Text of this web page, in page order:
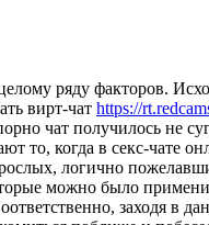
ряду факторов.
вирт-чат https://
чат получилось не
то, когда в секс-чате
логично
можно было
заходя в